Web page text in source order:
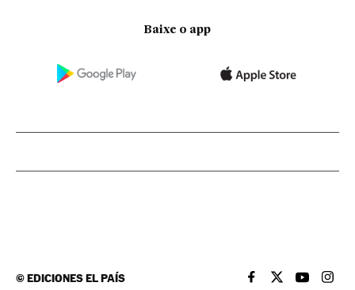
Baixe o app
©EDICIONES EL PAÍS EL PAÍS BRASIL EN
EL PAÍSEL PAÍS
EL